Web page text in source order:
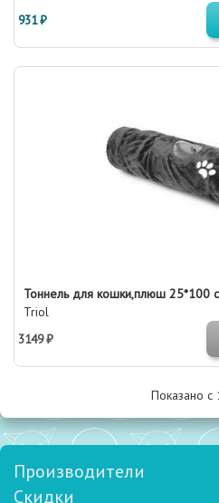
931 ₽
Тоннель для кошки,плюш 25*100
Triol
3149 ₽
Показано с
Производители
Скидки